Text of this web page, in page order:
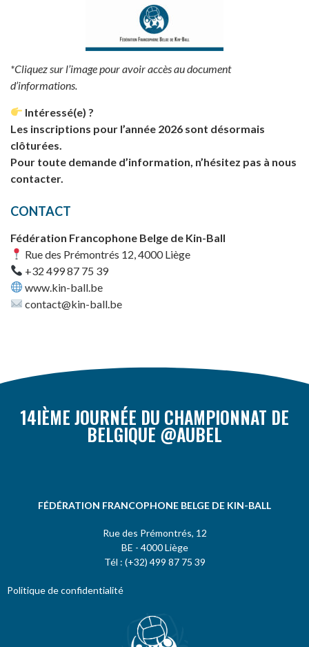
*Cliquez sur l’image pour avoir accès au document
d’informations.
Intéressé(e) ?
Les inscriptions pour l’année 2026 sont désormais
clôturées.
Pour toute demande d’information, n’hésitez pas à nous
contacter.
CONTACT
Fédération Francophone Belge de Kin-Ball
Rue des Prémontrés 12, 4000 Liège
+32 499 87 75 39
www.kin-ball.be
contact@kin-ball.be
14IÈME JOURNÉE DU CHAMPIONNAT DE
BELGIQUE @AUBEL
FÉDÉRATION FRANCOPHONE BELGE DE KIN-BALL
Rue des Prémontrés, 12
BE - 4000 Liège
Tél : (+32) 499 87 75 39
Politique de confidentialité